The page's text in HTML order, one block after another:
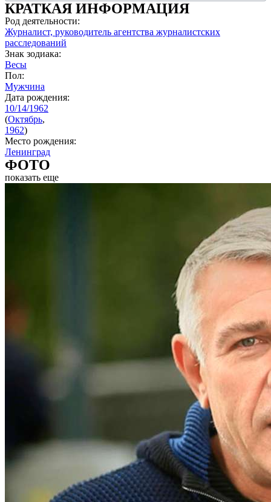
КРАТКАЯ ИНФОРМАЦИЯ
Род деятельности:
Журналист, руководитель агентства журналистских
расследований
Знак зодиака:
Весы
Пол:
Мужчина
Дата рождения:
10/14/1962
(Октябрь,
1962)
Место рождения:
Ленинград
ФОТО
показать еще